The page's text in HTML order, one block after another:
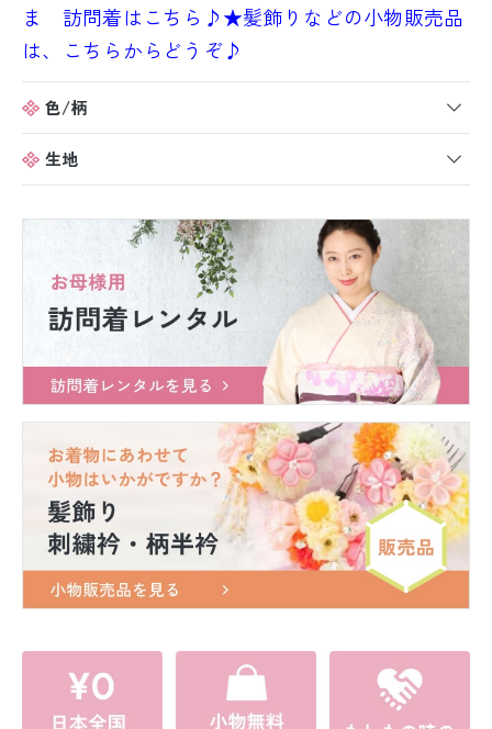
ま 訪問着はこちら♪★髪飾りなどの小物販売品
は、こちらからどうぞ♪
色/柄
生地